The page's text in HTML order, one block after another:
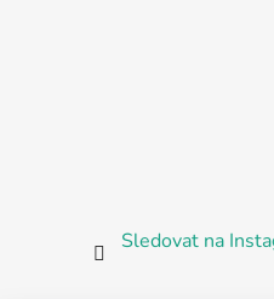
Sledovat na